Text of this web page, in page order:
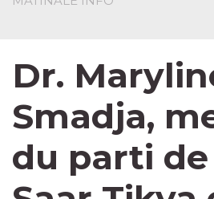
Dr.
Smadja,
du parti de